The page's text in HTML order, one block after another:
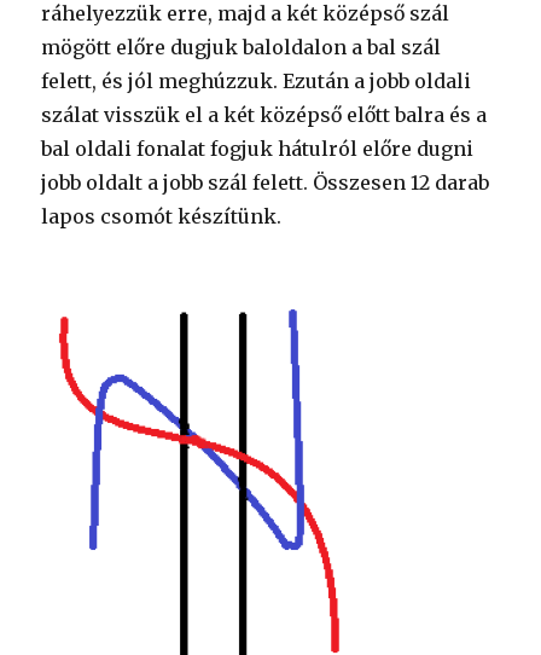
ráhelyezzük erre, majd a két középső szál
mögött előre dugjuk baloldalon a bal szál
felett, és jól meghúzzuk. Ezután a jobb oldali
szálat visszük el a két középső előtt balra és a
bal oldali fonalat fogjuk hátulról előre dugni
jobb oldalt a jobb szál felett. Összesen 12 darab
lapos csomót készítünk.